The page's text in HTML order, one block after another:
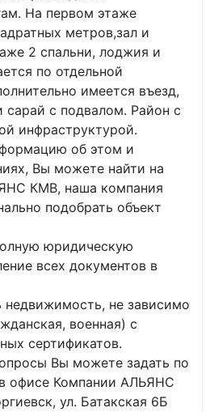
На первом этаже
метров,зал и
2 спальни, лоджия и
по отдельной
имеется въезд,
сарай с подвалом. Район с
инфраструктурой.
об этом и
Вы можете найти на
КМВ, наша компания
подобрать объект
юридическую
всех документов в
не зависимо
военная) с
сертификатов.
Вы можете задать по
офисе Компании АЛЬЯНС
ул. Батакская 6Б